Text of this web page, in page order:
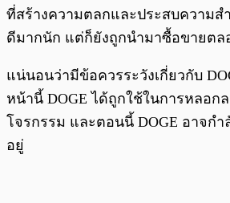
ที่สร้างความตลกและประสบความส
ดีมากนัก แต่ก็ยังถูกนำมาซื้อขายตล
แน่นอนว่ามีข้อควรระวังเกี่ยวกับ
หน้านี้ DOGE ได้ถูกใช้ในการหลอก
โจรกรรม และตอนนี้ DOGE อาจก
อยู่